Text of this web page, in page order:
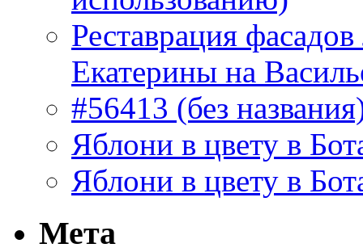
Реставрация
Екатерины на
#56413 (без
Яблони в цвету в
Яблони в цвету в
Мета